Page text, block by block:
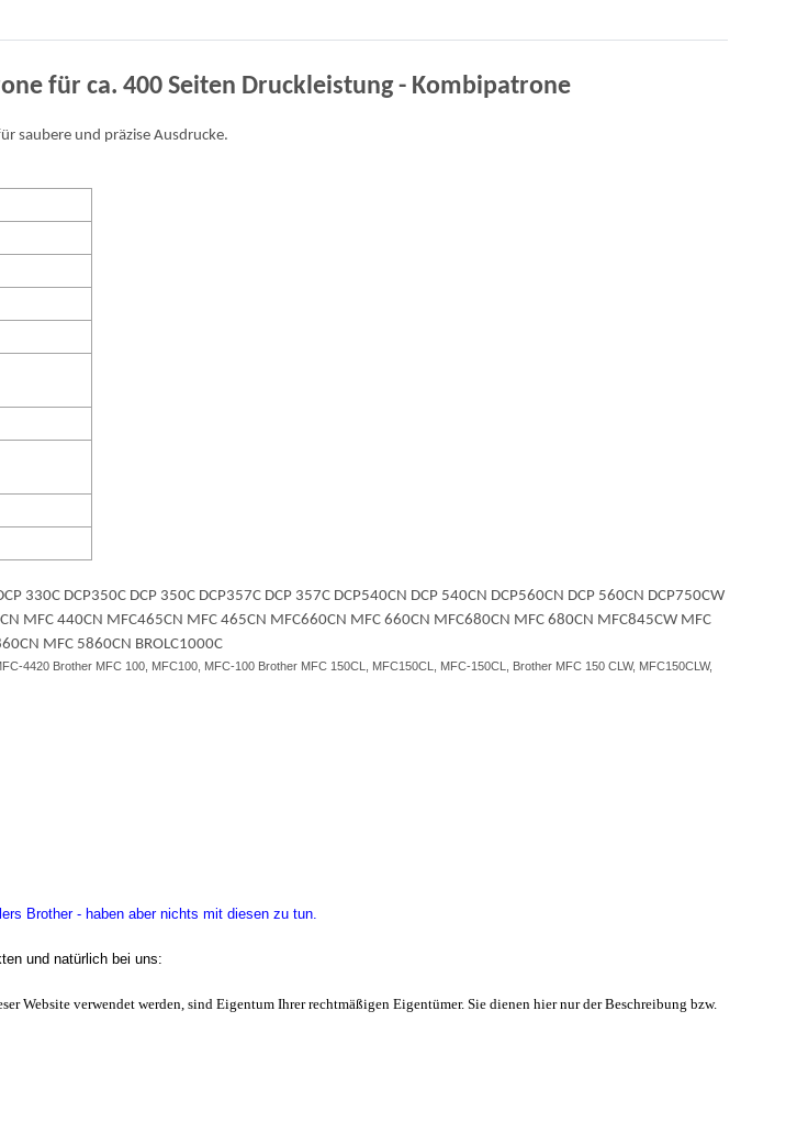
für ca. 400 Seiten Druckleistung - Kombipatrone
saubere und präzise Ausdrucke.
330C DCP350C DCP 350C DCP357C DCP 357C DCP540CN DCP 540CN DCP560CN DCP 560CN DCP750CW
MFC 440CN MFC465CN MFC 465CN MFC660CN MFC 660CN MFC680CN MFC 680CN MFC845CW MFC
MFC 5860CN BROLC1000C
4420 Brother MFC 100, MFC100, MFC-100 Brother MFC 150CL, MFC150CL, MFC-150CL, Brother MFC 150 CLW, MFC150CLW,
Brother - haben aber nichts mit diesen zu tun.
und natürlich bei uns:
Website verwendet werden, sind Eigentum Ihrer rechtmäßigen Eigentümer. Sie dienen hier nur der Beschreibung bzw.